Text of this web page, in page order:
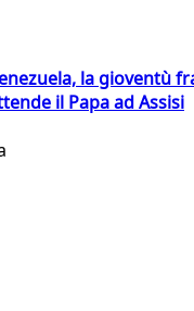
la gioventù
il Papa ad Assisi